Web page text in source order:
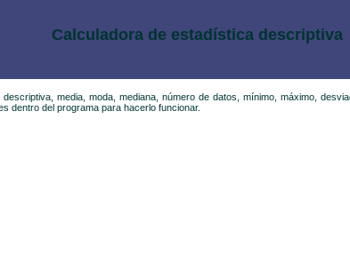
Calculadora de estadística descriptiva
media, moda, mediana, número de datos, mínimo, máximo,
dentro del programa para hacerlo funcionar.